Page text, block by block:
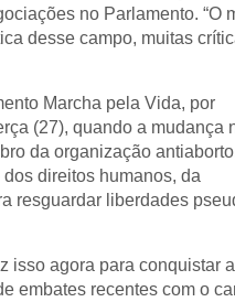
no Parlamento. “O
desse campo, muitas
Marcha pela Vida, por
(27), quando a mudança
da organização
direitos humanos, da
resguardar liberdades
isso agora para conquistar a
embates recentes com o